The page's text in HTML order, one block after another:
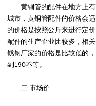
黄铜管的配件在地方上有
城市，黄铜管配件的价格会
的价格是按照公斤来进行定
配件的生产企业比较多，相
锈钢厂家的价格是比较低的
到190不等。
二:市场价